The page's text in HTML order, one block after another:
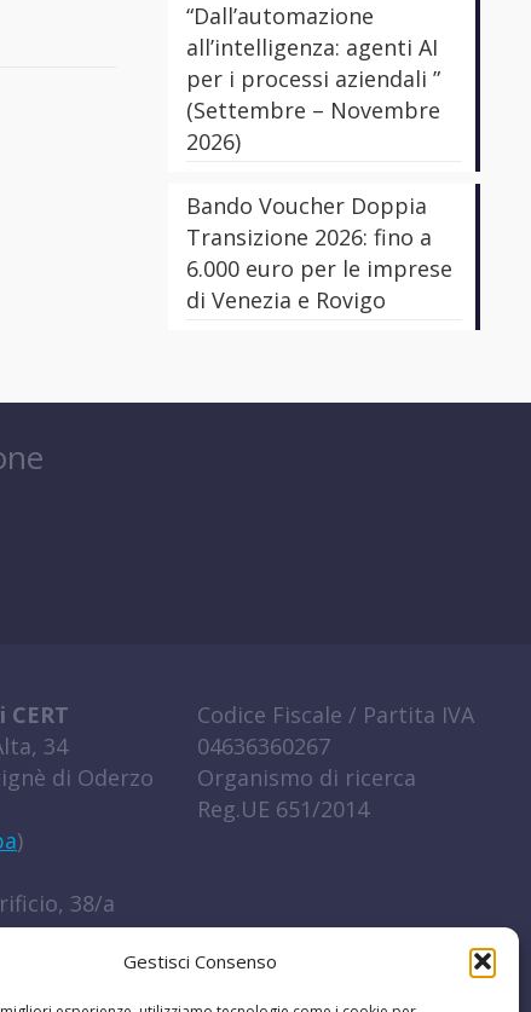
Gestisci Consenso
“Dall’automazione
all’intelligenza: agenti AI
per i processi aziendali ”
(Settembre – Novembre
2026)
Bando Voucher Doppia
Transizione 2026: fino a
6.000 euro per le imprese
di Venezia e Rovigo
34
di Oderzo
)
38/a
(RO)
Codice Fiscale / Partita IVA
04636360267
Organismo di ricerca
Reg.UE 651/2014